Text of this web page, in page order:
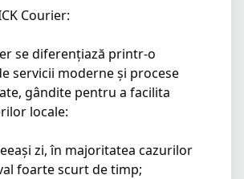
Courier:
se diferențiază printr-o
servicii moderne și procese
gândite pentru a facilita
locale:
zi, în majoritatea cazurilor
foarte scurt de timp;